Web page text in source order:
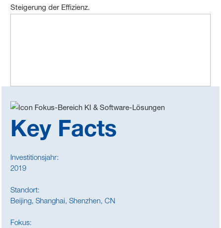
Steigerung der Effizienz.
Key Facts
Investitionsjahr:
2019
Standort:
Beijing, Shanghai, Shenzhen, CN
Fokus: